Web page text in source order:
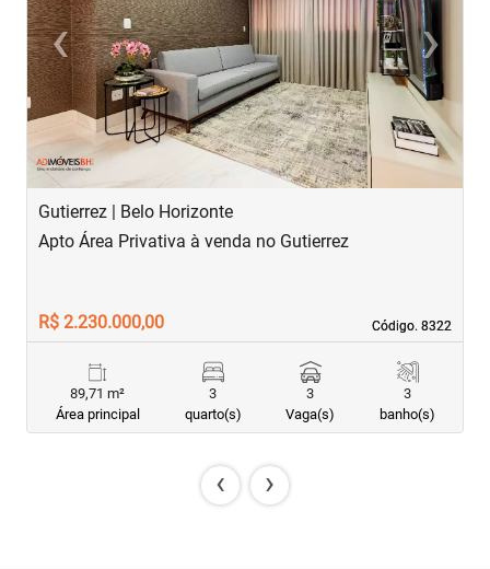
‹Previous ›Next
Gutierrez | Belo Horizonte
Código. 8322
Código. 8322
Apto Área Privativa à venda no Gutierrez
R$ 2.230.000,00
89,71 m²
Área principal
3
quarto(s)
3
Vaga(s)
3
banho(s)
‹ ›